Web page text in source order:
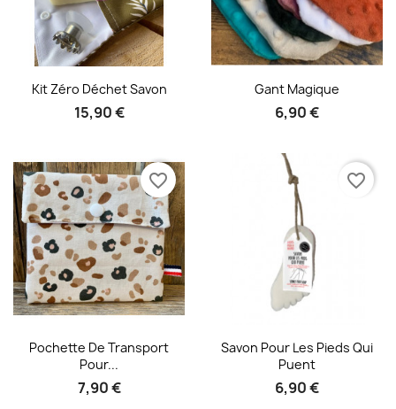
Aperçu rapide
Kit Zéro Déchet Savon
15,90 €
Aperçu rapide
Gant Magique
6,90 €
Aperçu rapide
Pochette De Transport
Pour...
7,90 €
favorite_border
 Aperçu rapide
Savon Pour Les Pieds Qui
Puent
6,90 €
favorite_border